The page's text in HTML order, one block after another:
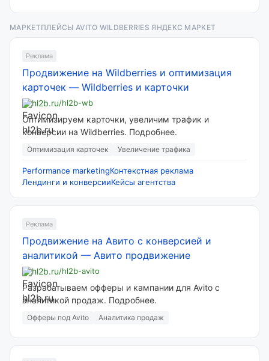
МАРКЕТПЛЕЙСЫ AVITO WILDBERRIES ЯНДЕКС МАРКЕТ
Реклама
Продвижение на Wildberries и оптимизация
карточек — Wildberries и карточки
hl2b.ru/hl2b-wb
Оптимизируем карточки, увеличим трафик и
конверсии на Wildberries. Подробнее.
Оптимизация карточек Увеличение трафика
Performance marketingКонтекстная реклама
Лендинги и конверсииКейсы агентства
Реклама
Продвижение на Авито с конверсией и
аналитикой — Авито продвижение
hl2b.ru/hl2b-avito
Разрабатываем офферы и кампании для Avito с
аналитикой продаж. Подробнее.
Офферы под Avito Аналитика продаж